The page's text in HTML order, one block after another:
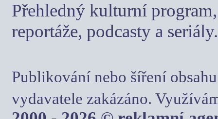
Přehledný kulturní
reportáže, podcasty a seriály.
Publikování nebo šíření
vydavatele zakázáno.